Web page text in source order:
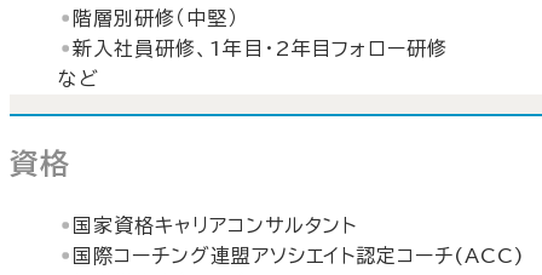
階層別研修（中堅）
新入社員研修、1年目・2年目フォロー研修
など
資格
国家資格キャリアコンサルタント
国際コーチング連盟アソシエイト認定コーチ(ACC)